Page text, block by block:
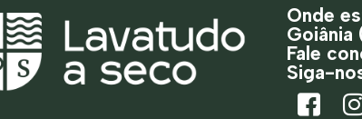
Onde
Goiânia
Fale
Siga-